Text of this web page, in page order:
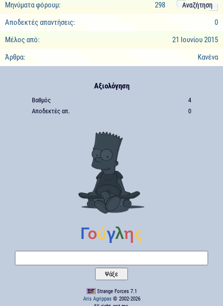
Μηνύματα φόρουμ:
298 Αναζήτηση
Αποδεκτές απαντήσεις:
0
Μέλος από:
21 Ιουνίου 2015
Άρθρα:
Κανένα
Αξιολόγηση
Βαθμός
4
Αποδεκτές απ.
0
Strange Forces 7.1
Aris Agrippas© 2002-2026